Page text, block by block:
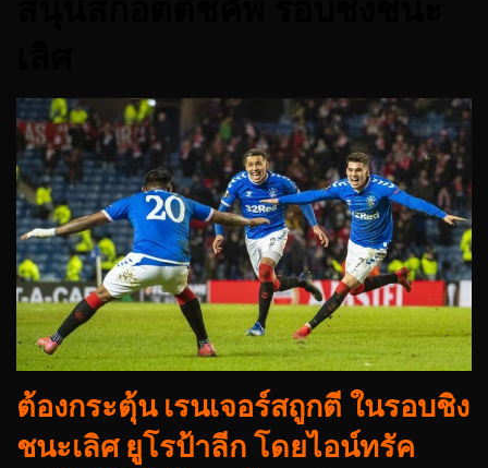
ต้องกระตุ้น เรนเจอร์สถูกตี ในรอบชิง
ชนะเลิศ ยูโรป้าลีก โดยไอน์ทรัค